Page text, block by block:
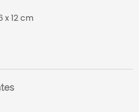
x 12 cm